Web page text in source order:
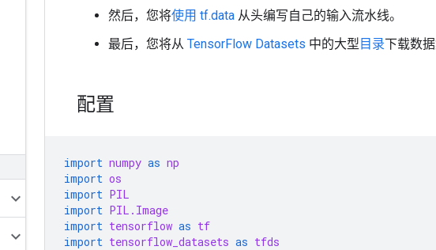
然后，您将使用 tf.data 从头编写自己的输入流水线。
最后，您将从 TensorFlow Datasets 中的大型 目录下载数据
配置
import numpy as np
import os
import PIL
import PIL.Image
import tensorflow as tf
import tensorflow_datasets as tfds